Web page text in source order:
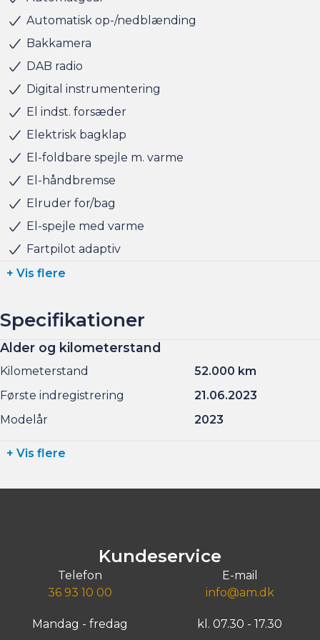
sat tid af med en salgskonsulent til at snakke om
handlen efterfølgende.
Har du behov for et billån, så kan vi hjælpe med
finansiering til markedets bedste priser og vilkår, og vi
tager naturligvis også gerne din nuværende bil i bytte,
hvis du har behov for at få afsat den.
Salgsafdelingen åbningstider:
Man-Fre kl. 10.00 - 17.00
Lørdag kl. 11.00 - 15.00
Søndag kl. 10.00 - 15.00
Automatisk op-/nedblænding
Bakkamera
DAB radio
Digital instrumentering
El indst. forsæder
Elektrisk bagklap
El-foldbare spejle m. varme
El-håndbremse
Elruder for/bag
El-spejle med varme
Fartpilot adaptiv
+ Vis flere
Specifikationer
Alder og kilometerstand
Kilometerstand
52.000 km
Første indregistrering
21.06.2023
Modelår
2023
+ Vis flere
Kundeservice
Telefon
36 93 10 00
E-mail
info@am.dk
Mandag - fredag kl. 07.30 - 17.30